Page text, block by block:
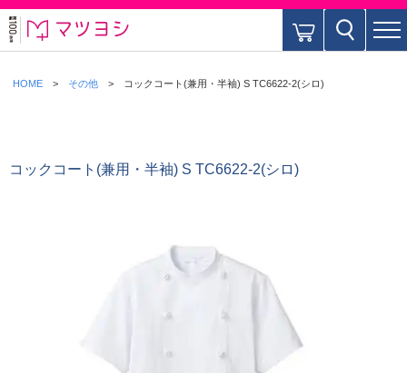
HOME その他 コックコート(兼用・半袖) S TC6622-2(シロ)
コックコート(兼用・半袖) S TC6622-2(シロ)